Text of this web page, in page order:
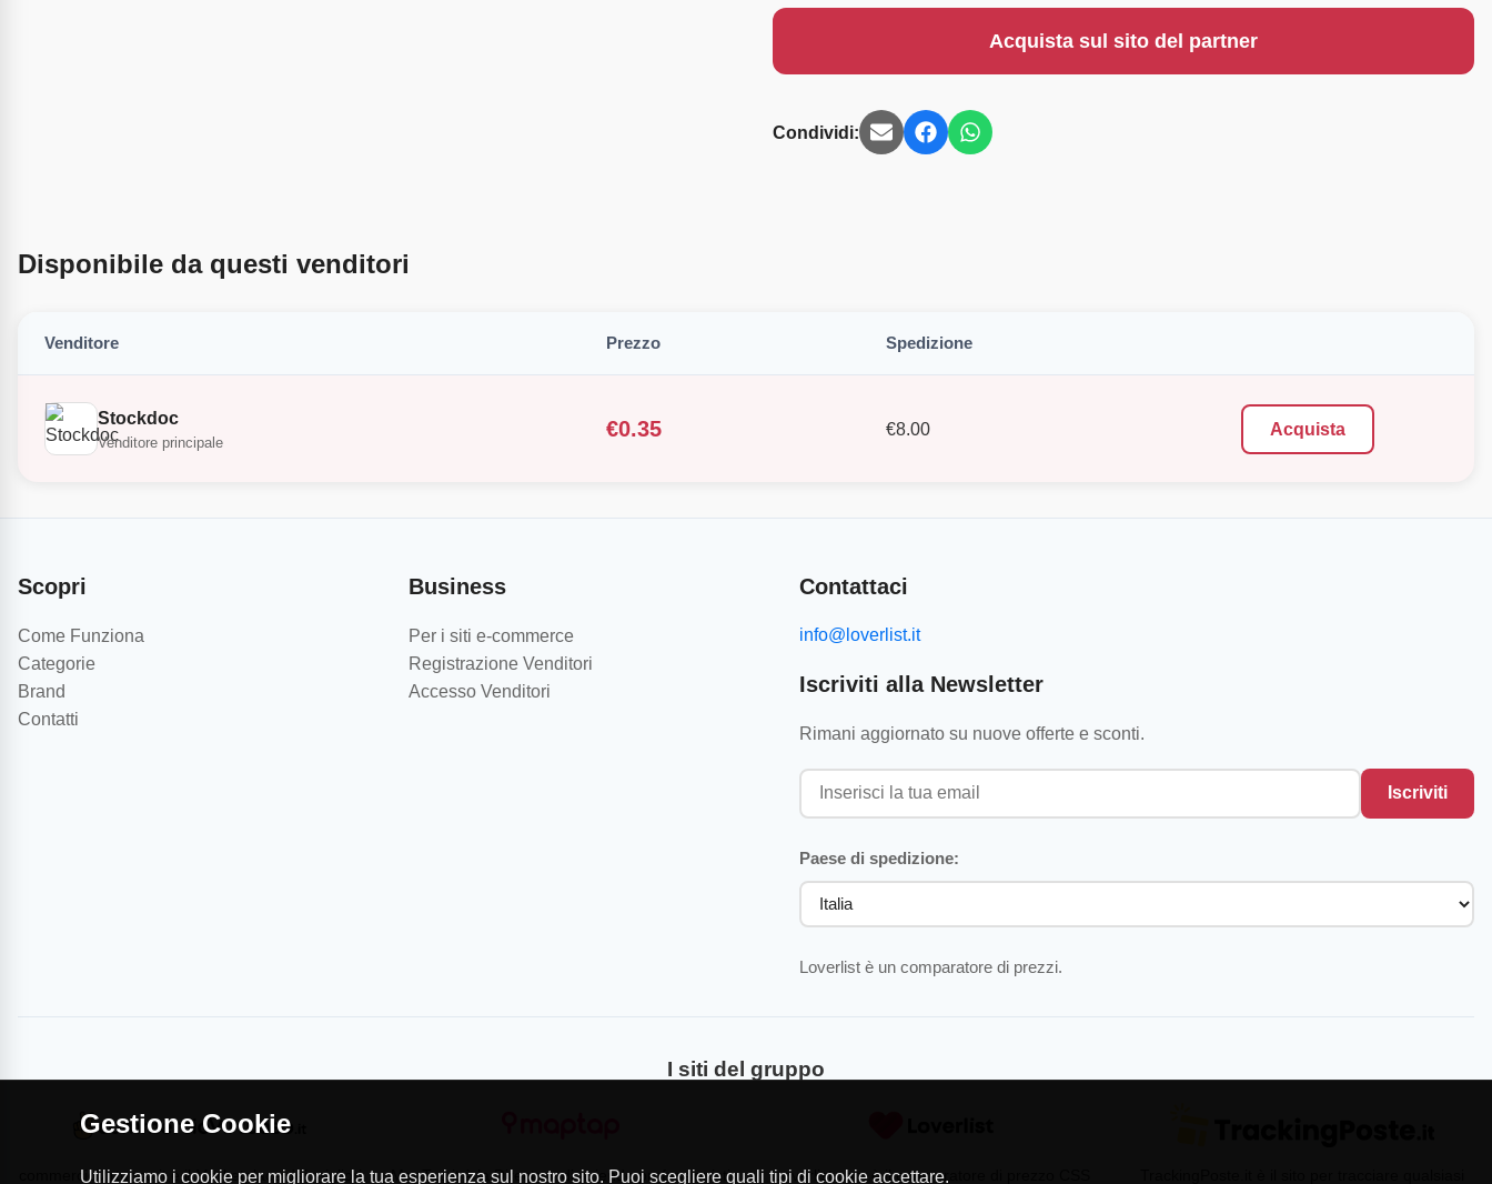
Acquista sul sito del partner
Condividi:
Disponibile da questi venditori
Venditore Prezzo Spedizione
Stockdoc
Venditore principale
€0.35 €8.00 Acquista
Scopri
Come Funziona
Categorie
Brand
Contatti
Business
Per i siti e-commerce
Registrazione Venditori
Accesso Venditori
Contattaci
info@loverlist.it
Iscriviti alla Newsletter
Rimani aggiornato su nuove offerte e sconti.
Iscriviti
Paese di spedizione:
Loverlist è un comparatore di prezzi.
I siti del gruppo
commercioVirtuoso.it è il Marketplace dei migliori MapTap.it è la Directory di aziende professionisti Loverlist.com è il comparatore di prezzo CSS
Gestione Cookie
Utilizziamo i cookie per migliorare la tua esperienza sul nostro sito. Puoi scegliere quali tipi di cookie accettare.